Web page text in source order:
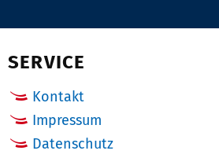
SERVICE
Kontakt
Impressum
Datenschutz